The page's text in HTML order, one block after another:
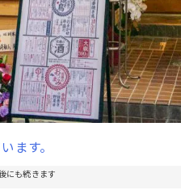
ます。
にも続きます